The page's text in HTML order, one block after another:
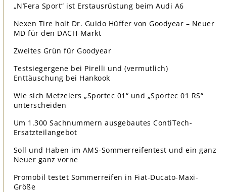
„N’Fera Sport“ ist Erstausrüstung beim Audi A6
Nexen Tire holt Dr. Guido Hüffer von Goodyear – Neuer
MD für den DACH-Markt
Zweites Grün für Goodyear
Testsiegergene bei Pirelli und (vermutlich)
Enttäuschung bei Hankook
Wie sich Metzelers „Sportec 01“ und „Sportec 01 RS“
unterscheiden
Um 1.300 Sachnummern ausgebautes ContiTech-
Ersatzteilangebot
Soll und Haben im AMS-Sommerreifentest und ein ganz
Neuer ganz vorne
Promobil testet Sommerreifen in Fiat-Ducato-Maxi-
Größe